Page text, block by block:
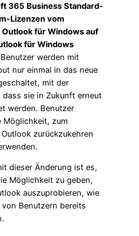
365 Business Standard-
Lizenzen vom
für Windows auf
für Windows
Benutzer werden mit
nur einmal in das neue
mit der
dass sie in Zukunft erneut
werden. Benutzer
Möglichkeit, zum
zurückzukehren
dieser Änderung ist es,
Möglichkeit zu geben,
auszuprobieren, wie
Benutzern bereits